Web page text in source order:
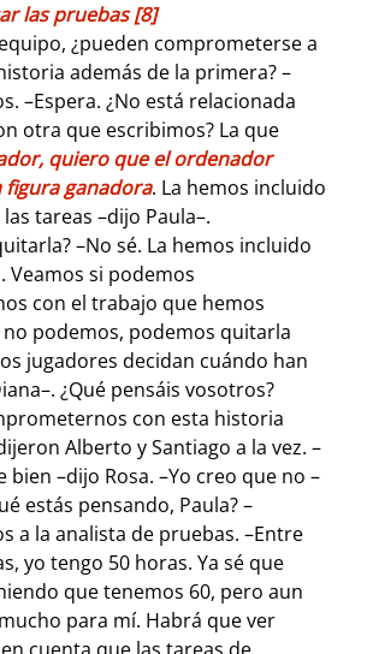
las pruebas [8]
¿pueden comprometerse a
además de la primera? –
–Espera. ¿No está relacionada
otra que escribimos? La que
quiero que el ordenador
figura ganadora. La hemos incluido
tareas –dijo Paula–.
–No sé. La hemos incluido
Veamos si podemos
con el trabajo que hemos
podemos, podemos quitarla
jugadores decidan cuándo han
¿Qué pensáis vosotros?
con esta historia
Alberto y Santiago a la vez. –
bien –dijo Rosa. –Yo creo que no –
estás pensando, Paula? –
a la analista de pruebas. –Entre
yo tengo 50 horas. Ya sé que
que tenemos 60, pero aun
para mí. Habrá que ver